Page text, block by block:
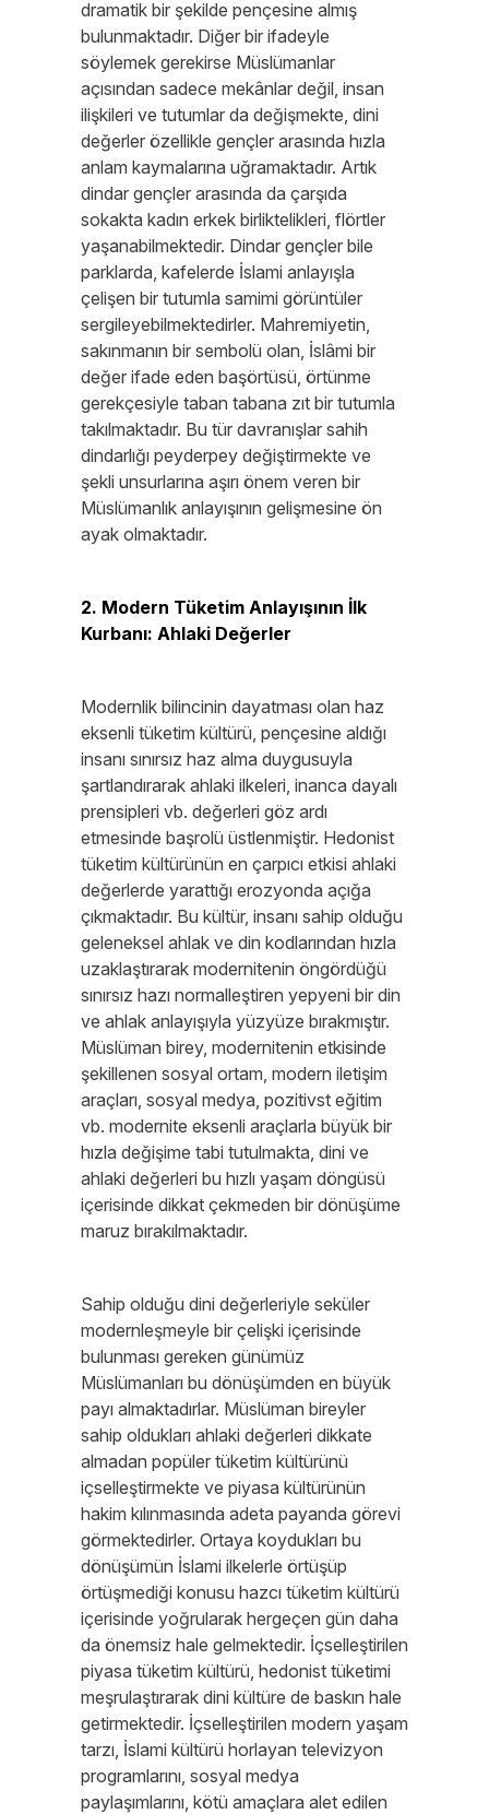
dramatik bir şekilde pençesine almış
bulunmaktadır. Diğer bir ifadeyle
söylemek gerekirse Müslümanlar
açısından sadece mekânlar değil, insan
ilişkileri ve tutumlar da değişmekte, dini
değerler özellikle gençler arasında hızla
anlam kaymalarına uğramaktadır. Artık
dindar gençler arasında da çarşıda
sokakta kadın erkek birliktelikleri, flörtler
yaşanabilmektedir. Dindar gençler bile
parklarda, kafelerde İslami anlayışla
çelişen bir tutumla samimi görüntüler
sergileyebilmektedirler. Mahremiyetin,
sakınmanın bir sembolü olan, İslâmi bir
değer ifade eden başörtüsü, örtünme
gerekçesiyle taban tabana zıt bir tutumla
takılmaktadır. Bu tür davranışlar sahih
dindarlığı peyderpey değiştirmekte ve
şekli unsurlarına aşırı önem veren bir
Müslümanlık anlayışının gelişmesine ön
ayak olmaktadır.
2. Modern Tüketim Anlayışının İlk
Kurbanı: Ahlaki Değerler
Modernlik bilincinin dayatması olan haz
eksenli tüketim kültürü, pençesine aldığı
insanı sınırsız haz alma duygusuyla
şartlandırarak ahlaki ilkeleri, inanca dayalı
prensipleri vb. değerleri göz ardı
etmesinde başrolü üstlenmiştir. Hedonist
tüketim kültürünün en çarpıcı etkisi ahlaki
değerlerde yarattığı erozyonda açığa
çıkmaktadır. Bu kültür, insanı sahip olduğu
geleneksel ahlak ve din kodlarından hızla
uzaklaştırarak modernitenin öngördüğü
sınırsız hazı normalleştiren yepyeni bir din
ve ahlak anlayışıyla yüzyüze bırakmıştır.
Müslüman birey, modernitenin etkisinde
şekillenen sosyal ortam, modern iletişim
araçları, sosyal medya, pozitivst eğitim
vb. modernite eksenli araçlarla büyük bir
hızla değişime tabi tutulmakta, dini ve
ahlaki değerleri bu hızlı yaşam döngüsü
içerisinde dikkat çekmeden bir dönüşüme
maruz bırakılmaktadır.
Sahip olduğu dini değerleriyle seküler
modernleşmeyle bir çelişki içerisinde
bulunması gereken günümüz
Müslümanları bu dönüşümden en büyük
payı almaktadırlar. Müslüman bireyler
sahip oldukları ahlaki değerleri dikkate
almadan popüler tüketim kültürünü
içselleştirmekte ve piyasa kültürünün
hakim kılınmasında adeta payanda görevi
görmektedirler. Ortaya koydukları bu
dönüşümün İslami ilkelerle örtüşüp
örtüşmediği konusu hazcı tüketim kültürü
içerisinde yoğrularak hergeçen gün daha
da önemsiz hale gelmektedir. İçselleştirilen
piyasa tüketim kültürü, hedonist tüketimi
meşrulaştırarak dini kültüre de baskın hale
getirmektedir. İçselleştirilen modern yaşam
tarzı, İslami kültürü horlayan televizyon
programlarını, sosyal medya
paylaşımlarını, kötü amaçlara alet edilen